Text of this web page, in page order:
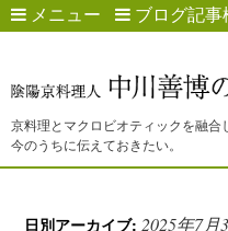
メニュー ブログ記事
京料理とマクロビオティックを融合
今のうちに伝えておきたい。
日別アーカイブ:2025年7月